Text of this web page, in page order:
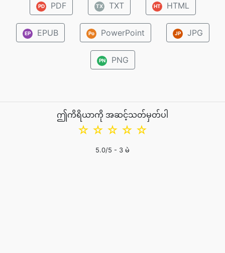
PD PDF TX TXT HT HTML
EP EPUB Po PowerPoint JP JPG
PN PNG
ဤကိရိယာကို အဆင့်သတ်မှတ်ပါ
☆
☆
☆
☆
☆
5.0/5 - 3 မဲ